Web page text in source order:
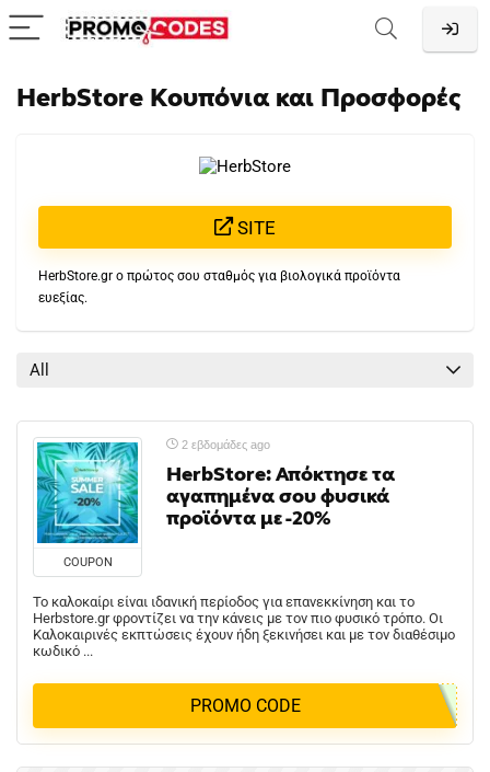
HerbStore Κουπόνια και Προσφορές
SITE
HerbStore.gr ο πρώτος σου σταθμός για βιολογικά προϊόντα
ευεξίας.
All
COUPON
2 εβδομάδες ago
HerbStore: Απόκτησε τα
αγαπημένα σου φυσικά
προϊόντα με -20%
Το καλοκαίρι είναι ιδανική περίοδος για επανεκκίνηση και το
Herbstore.gr φροντίζει να την κάνεις με τον πιο φυσικό τρόπο. Οι
Καλοκαιρινές εκπτώσεις έχουν ήδη ξεκινήσει και με τον διαθέσιμο
κωδικό ...
PROMO CODE